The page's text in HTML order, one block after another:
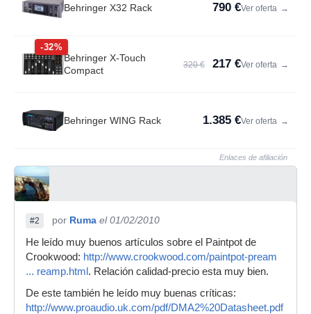
Behringer X32 Rack 790 €Ver oferta →
-32%
Behringer X-Touch
Compact
320 € 217 €Ver oferta →
Behringer WING Rack 1.385 €Ver oferta →
Enlaces de afiliación
#2 por Ruma el 01/02/2010
He leído muy buenos artículos sobre el Paintpot de
Crookwood: http://www.crookwood.com/paintpot-pream
... reamp.html . Relación calidad-precio esta muy bien.
De este también he leído muy buenas críticas:
http://www.proaudio.uk.com/pdf/DMA2%20Datasheet.pdf